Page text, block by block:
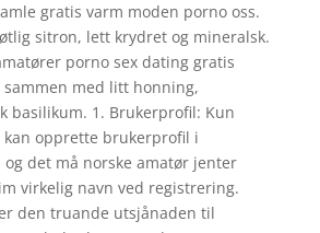
gratis varm moden porno oss.
sitron, lett krydret og mineralsk.
porno sex dating gratis
med litt honning,
basilikum. 1. Brukerprofil: Kun
kan opprette brukerprofil i
det må norske amatør jenter
virkelig navn ved registrering.
den truande utsjånaden til